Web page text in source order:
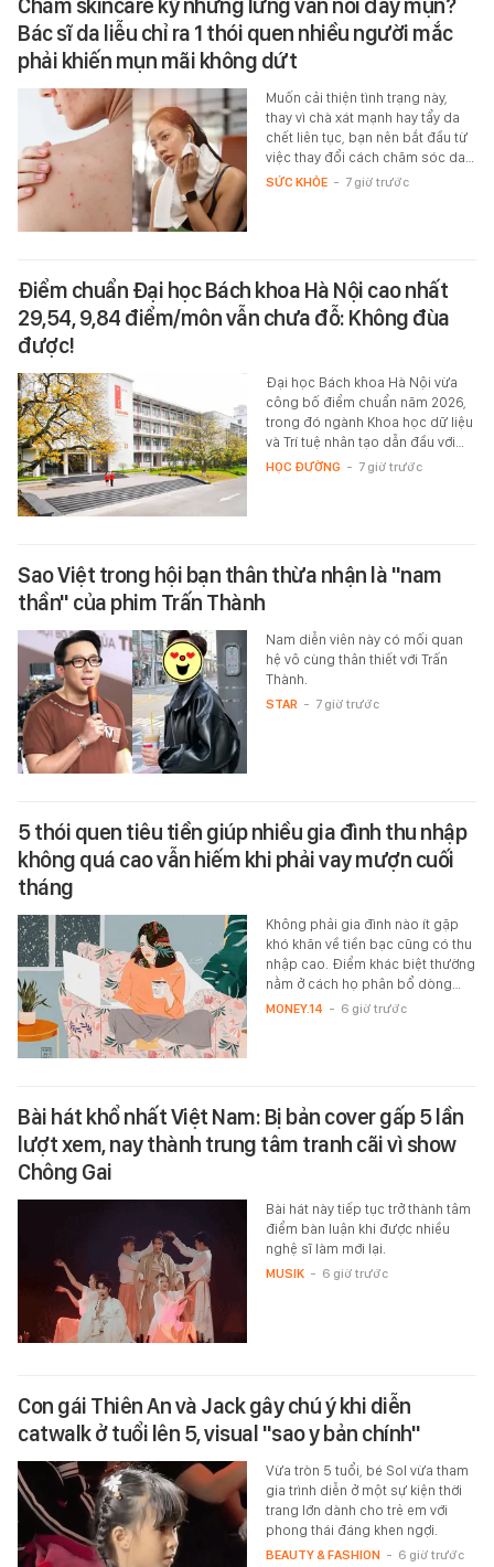
Chăm skincare kỹ nhưng lưng vẫn nổi đầy mụn?
Bác sĩ da liễu chỉ ra 1 thói quen nhiều người mắc
phải khiến mụn mãi không dứt
Muốn cải thiện tình trạng này,
thay vì chà xát mạnh hay tẩy da
chết liên tục, bạn nên bắt đầu từ
việc thay đổi cách chăm sóc da…
SỨC KHỎE - 7 giờ trước
Điểm chuẩn Đại học Bách khoa Hà Nội cao nhất
29,54, 9,84 điểm/môn vẫn chưa đỗ: Không đùa
được!
Đại học Bách khoa Hà Nội vừa
công bố điểm chuẩn năm 2026,
trong đó ngành Khoa học dữ liệu
và Trí tuệ nhân tạo dẫn đầu với…
HỌC ĐƯỜNG - 7 giờ trước
Sao Việt trong hội bạn thân thừa nhận là "nam
thần" của phim Trấn Thành
Nam diễn viên này có mối quan
hệ vô cùng thân thiết với Trấn
Thành.
STAR - 7 giờ trước
5 thói quen tiêu tiền giúp nhiều gia đình thu nhập
không quá cao vẫn hiếm khi phải vay mượn cuối
tháng
Không phải gia đình nào ít gặp
khó khăn về tiền bạc cũng có thu
nhập cao. Điểm khác biệt thường
nằm ở cách họ phân bổ dòng…
MONEY.14 - 6 giờ trước
Bài hát khổ nhất Việt Nam: Bị bản cover gấp 5 lần
lượt xem, nay thành trung tâm tranh cãi vì show
Chông Gai
Bài hát này tiếp tục trở thành tâm
điểm bàn luận khi được nhiều
nghệ sĩ làm mới lại.
MUSIK - 6 giờ trước
Con gái Thiên An và Jack gây chú ý khi diễn
catwalk ở tuổi lên 5, visual "sao y bản chính"
Vừa tròn 5 tuổi, bé Sol vừa tham
gia trình diễn ở một sự kiện thời
trang lớn dành cho trẻ em với
phong thái đáng khen ngợi.
BEAUTY & FASHION - 6 giờ trước